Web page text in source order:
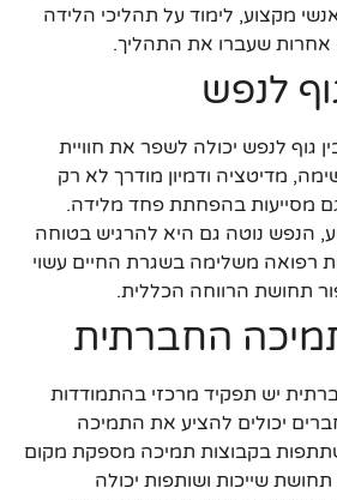
מקצוע, לימוד על תהליכי הלידה
אחרות שעברו את התהליך.
לנפש
גוף לנפש יכולה לשפר את חוויית
מדיטציה ודמיון מודרך לא רק
מסייעות בהפחתת פחד מלידה.
הנפש נוטה גם היא להרגיש בטוחה
רפואה משלימה בשגרת החיים עשוי
תחושת הרווחה הכללית.
החברתית
יש תפקיד מרכזי בהתמודדות
יכולים להציע את התמיכה
בקבוצות תמיכה מספקת מקום
תחושת שייכות ושותפות יכולה